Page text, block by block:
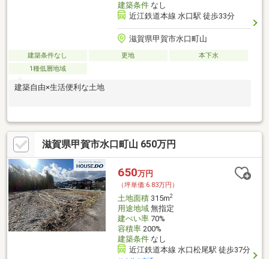
建築条件なし
近江鉄道本線 水口駅 徒歩33分
滋賀県甲賀市水口町山
建築条件なし 更地
本下水
1種低層地域
建築自由×生活便利な土地
滋賀県甲賀市水口町山 650万円
650万円
（坪単価:6.83万円）
土地面積315m2
用途地域無指定
建ぺい率70%
容積率200%
建築条件なし
近江鉄道本線 水口松尾駅 徒歩37分